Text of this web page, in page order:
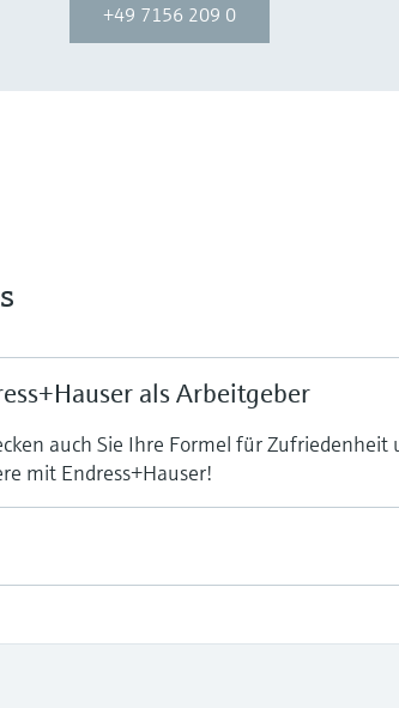
+49 7156 209 0
als Arbeitgeber
auch Sie Ihre Formel für Zufriedenheit
mit Endress+Hauser!